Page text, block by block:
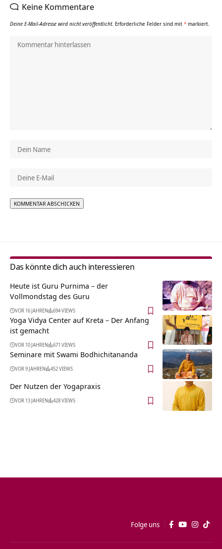
Keine Kommentare
Deine E-Mail-Adresse wird nicht veröffentlicht. Erforderliche Felder sind mit * markiert.
Das könnte dich auch interessieren
Heute ist Guru Purnima – der
Vollmondstag des Guru
VOR 16 JAHREN 694 VIEWS
Yoga Vidya Center auf Kreta – Der Anfang
ist gemacht
VOR 10 JAHREN 671 VIEWS
Seminare mit Swami Bodhichitananda
VOR 9 JAHREN 452 VIEWS
Der Nutzen der Yogapraxis
VOR 13 JAHREN 428 VIEWS
Folge uns